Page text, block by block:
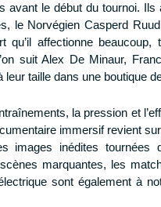
avant le début du tournoi.
le Norvégien Casperd
qu’il affectionne
suit Alex De Minaur,
taille dans une boutique
la pression et
immersif revient
images inédites tournées
marquantes, les
sont également à